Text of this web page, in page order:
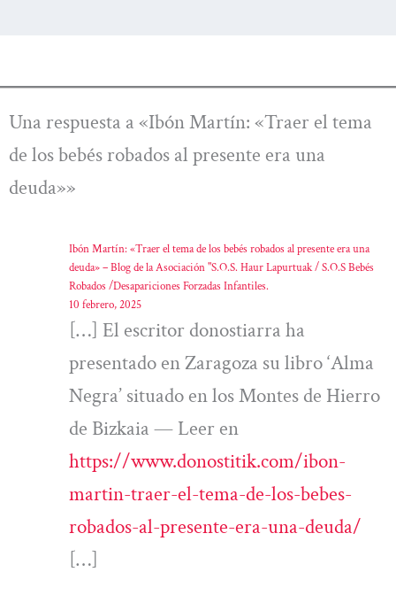
Una respuesta a «Ibón Martín: «Traer el tema
de los bebés robados al presente era una
deuda»»
Ibón Martín: «Traer el tema de los bebés robados al presente era una
deuda» – Blog de la Asociación "S.O.S. Haur Lapurtuak / S.O.S Bebés
Robados /Desapariciones Forzadas Infantiles.
10 febrero, 2025
[…] El escritor donostiarra ha
presentado en Zaragoza su libro ‘Alma
Negra’ situado en los Montes de Hierro
de Bizkaia — Leer en
https://www.donostitik.com/ibon-
martin-traer-el-tema-de-los-bebes-
robados-al-presente-era-una-deuda/
[…]